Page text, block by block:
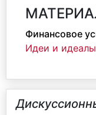
Финансовое
Идеи и